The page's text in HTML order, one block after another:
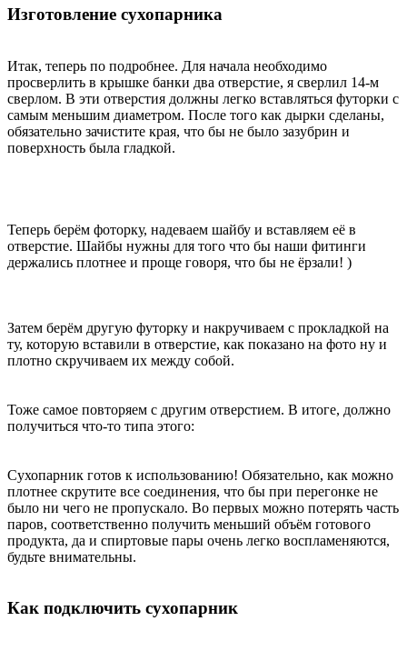
Изготовление сухопарника
Итак, теперь по подробнее. Для начала необходимо
просверлить в крышке банки два отверстие, я сверлил 14-м
сверлом. В эти отверстия должны легко вставляться футорки с
самым меньшим диаметром. После того как дырки сделаны,
обязательно зачистите края, что бы не было зазубрин и
поверхность была гладкой.
Теперь берём фоторку, надеваем шайбу и вставляем её в
отверстие. Шайбы нужны для того что бы наши фитинги
держались плотнее и проще говоря, что бы не ёрзали! )
Затем берём другую футорку и накручиваем с прокладкой на
ту, которую вставили в отверстие, как показано на фото ну и
плотно скручиваем их между собой.
Тоже самое повторяем с другим отверстием. В итоге, должно
получиться что-то типа этого:
Сухопарник готов к использованию! Обязательно, как можно
плотнее скрутите все соединения, что бы при перегонке не
было ни чего не пропускало. Во первых можно потерять часть
паров, соответственно получить меньший объём готового
продукта, да и спиртовые пары очень легко воспламеняются,
будьте внимательны.
Как подключить сухопарник